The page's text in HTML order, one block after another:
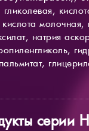
гликолевая,
молочная,
натрия
серии